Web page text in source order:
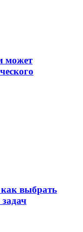
может
выбрать